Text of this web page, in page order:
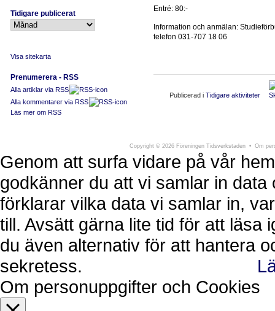
Tidigare publicerat
Visa sitekarta
Prenumerera - RSS
Alla artiklar via RSS
Alla kommentarer via RSS
Läs mer om RSS
Entré: 80:-
Information och anmälan:
telefon 031-707 18 06
Publicerad i Tidigare aktiviteter
Copyright © 2026 Föreningen Tidsverkstaden • Om
Genom att surfa vidare på vår
godkänner du att vi samlar in
förklarar vilka data vi samlar in,
till. Avsätt gärna lite tid för att läsa
du även alternativ för att hantera
sekretess.
Om personuppgifter och Cookies